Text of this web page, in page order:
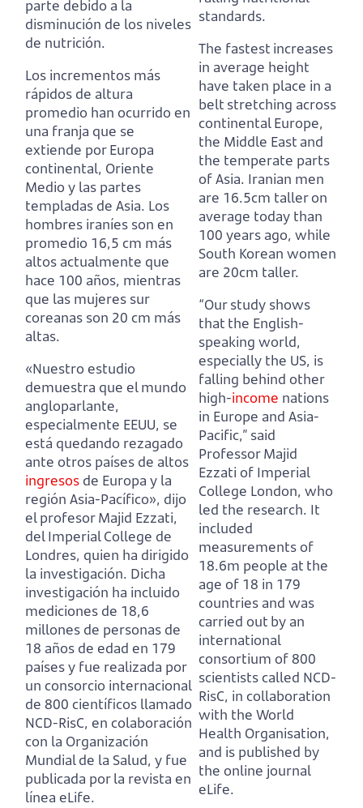
parte debido a la
disminución de los niveles
de nutrición.
Los incrementos más
rápidos de altura
promedio han ocurrido en
una franja que se
extiende por Europa
continental, Oriente
Medio y las partes
templadas de Asia. Los
hombres iraníes son en
promedio 16,5 cm más
altos actualmente que
hace 100 años, mientras
que las mujeres sur
coreanas son 20 cm más
altas.
«Nuestro estudio
demuestra que el mundo
angloparlante,
especialmente EEUU, se
está quedando rezagado
ante otros países de altos
ingresos de Europa y la
región Asia-Pacífico», dijo
el profesor Majid Ezzati,
del Imperial College de
Londres, quien ha dirigido
la investigación. Dicha
investigación ha incluido
mediciones de 18,6
millones de personas de
18 años de edad en 179
paísesy fue realizada por
un consorcio internacional
de 800 científicos llamado
NCD-RisC, en colaboración
con la Organización
Mundial de la Salud, y fue
publicada por la revista en
línea eLife.
standards.
The fastest increases
in average height
have taken place in a
belt stretching across
continental Europe,
the Middle East and
the temperate parts
of Asia. Iranian men
are 16.5cm taller on
average today than
100 years ago, while
South Korean women
are 20cm taller.
“Our study shows
that the English-
speaking world,
especially the US, is
falling behind other
high-income nations
in Europe and Asia-
Pacific,” said
Professor Majid
Ezzati of Imperial
College London, who
led the research. It
included
measurements of
18.6m people at the
age of 18 in 179
countries and was
carried out by an
international
consortium of 800
scientists called NCD-
RisC, in collaboration
with the World
Health Organisation,
and is published by
the online journal
eLife.